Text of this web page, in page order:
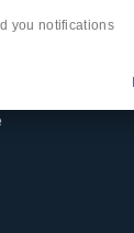
чудова
несе
you notifications